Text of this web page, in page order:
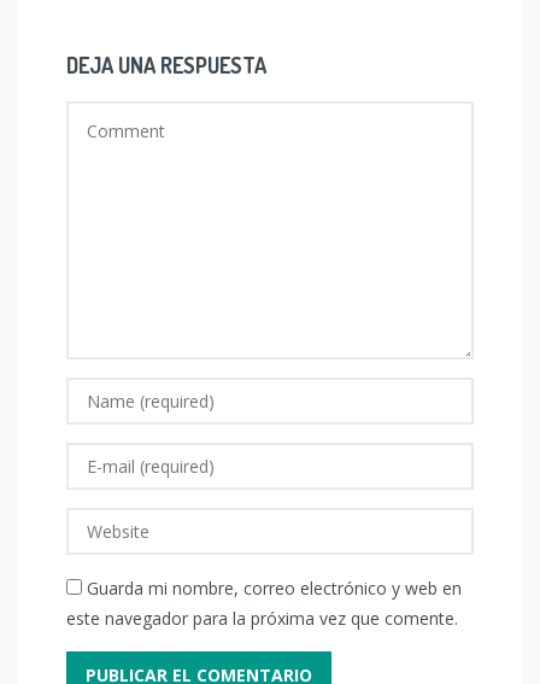
DEJA UNA RESPUESTA
Guarda mi nombre, correo electrónico y web en
este navegador para la próxima vez que comente.